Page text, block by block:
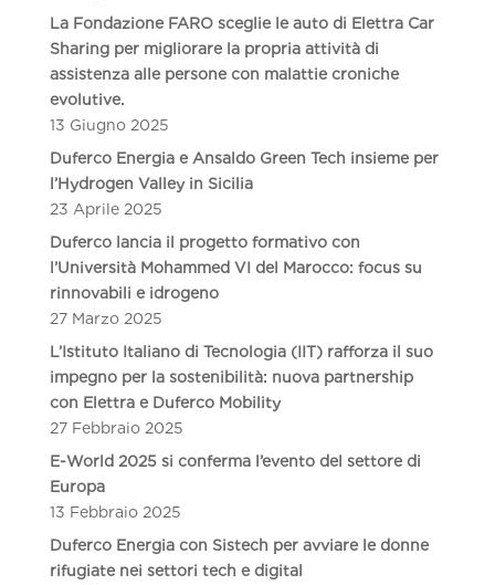
La Fondazione FARO sceglie le auto di Elettra Car
Sharing per migliorare la propria attività di
assistenza alle persone con malattie croniche
evolutive.
13 Giugno 2025
Duferco Energia e Ansaldo Green Tech insieme per
l’Hydrogen Valley in Sicilia
23 Aprile 2025
Duferco lancia il progetto formativo con
l’Università Mohammed VI del Marocco: focus su
rinnovabili e idrogeno
27 Marzo 2025
L’Istituto Italiano di Tecnologia (IIT) rafforza il suo
impegno per la sostenibilità: nuova partnership
con Elettra e Duferco Mobility
27 Febbraio 2025
E-World 2025 si conferma l’evento del settore di
Europa
13 Febbraio 2025
Duferco Energia con Sistech per avviare le donne
rifugiate nei settori tech e digital